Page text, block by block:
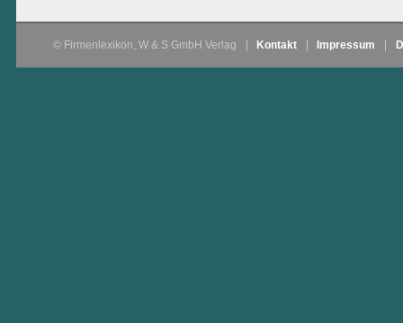
© Firmenlexikon, W & S GmbH Verlag Kontakt Impressum